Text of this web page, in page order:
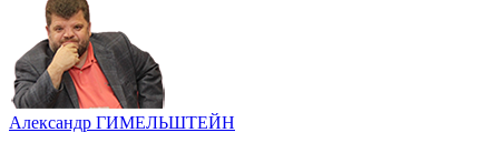
Александр ГИМЕЛЬШТЕЙН